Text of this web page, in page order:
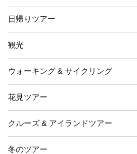
日帰りツアー
観光
ウォーキング & サイクリング
花見ツアー
クルーズ & アイランドツアー
冬のツアー